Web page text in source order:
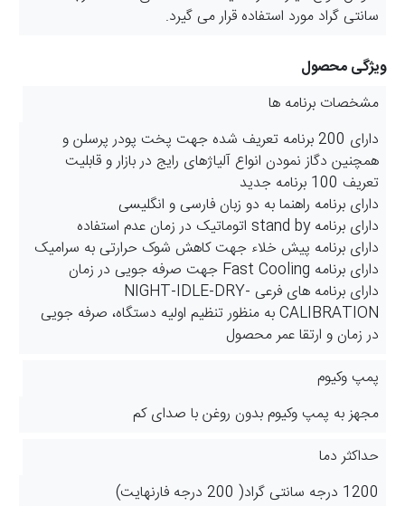
سانتی گراد مورد استفاده قرار می گیرد.
ویژگی محصول
مشخصات برنامه ها
دارای 200 برنامه تعریف شده جهت پخت پودر پرسلن و
همچنین دگاز نمودن انواع آلیاژهای رایج در بازار و قابلیت
تعریف 100 برنامه جدید
دارای برنامه راهنما به دو زبان فارسی و انگلیسی
دارای برنامه stand by اتوماتیک در زمان عدم استفاده
دارای برنامه پیش خلاء جهت کاهش شوک حرارتی به سرامیک
دارای برنامه Fast Cooling جهت صرفه جویی در زمان
دارای برنامه های فرعی NIGHT-IDLE-DRY-
CALIBRATION به منظور تنظیم اولیه دستگاه، صرفه جویی
در زمان و ارتقا عمر محصول
پمپ وکیوم
مجهز به پمپ وکیوم بدون روغن با صدای کم
حداکثر دما
1200 درجه سانتی گراد( 200 درجه فارنهایت)